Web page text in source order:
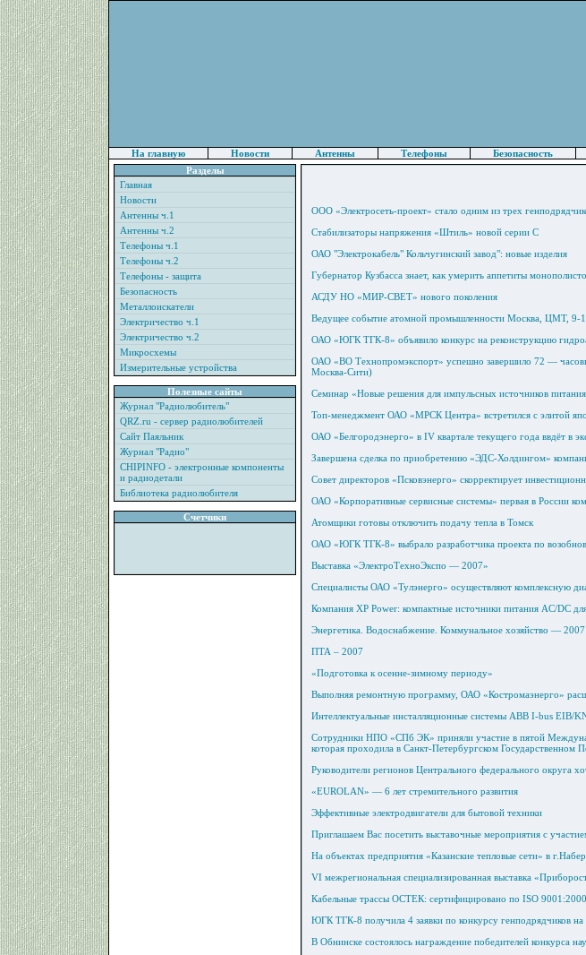
На главную Новости Антенны Телефоны Безопасность
Разделы
Главная
Новости
Антенны ч.1
Антенны ч.2
Телефоны ч.1
Телефоны ч.2
Телефоны - защита
Безопасность
Металлоискатели
Электричество ч.1
Электричество ч.2
Микросхемы
Измерительные устройства
Полезные сайты
Журнал "Радиолюбитель"
QRZ.ru - сервер радиолюбителей
Сайт Паяльник
Журнал "Радио"
CHIPINFO - электронные компоненты
и радиодетали
Библиотека радиолюбителя
Счетчики
ООО «Электросеть-проект» стало одним из трех
Стабилизаторы напряжения «Штиль» новой серии C
ОАО "Электрокабель" Кольчугинский завод": новые изделия
Губернатор Кузбасса знает, как умерить аппетиты
АСДУ НО «МИР-СВЕТ» нового поколения
Ведущее событие атомной промышленности Москва, ЦМТ, 9-
ОАО «ЮГК ТГК-8» объявило конкурс на реконструкцию
ОАО «ВО Технопромэкспорт» успешно завершило 72 —
Москва-Сити)
Семинар «Новые решения для импульсных источников
Топ-менеджмент ОАО «МРСК Центра» встретился с элитой
ОАО «Белгородэнерго» в IV квартале текущего года ввдёт в
Завершена сделка по приобретению «ЭДС-Холдингом»
Совет директоров «Псковэнерго» скорректирует
ОАО «Корпоративные сервисные системы» первая в России
Атомщики готовы отключить подачу тепла в Томск
ОАО «ЮГК ТГК-8» выбрало разработчика проекта по
Выставка «ЭлектроТехноЭкспо — 2007»
Специалисты ОАО «Тулэнерго» осуществляют комплексную
Компания XP Power: компактные источники питания AC/DC
Энергетика. Водоснабжение. Коммунальное хозяйство — 2007
ПТА – 2007
«Подготовка к осенне-зимному периоду»
Выполняя ремонтную программу, ОАО «Костромаэнерго»
Интеллектуальные инсталляционные системы ABB I-bus EIB/
Сотрудники НПО «СПб ЭК» приняли участие в пятой
которая проходила в Санкт-Петербургском Государственном
Руководители регионов Центрального федерального округа
«EUROLAN» — 6 лет стремительного развития
Эффективные электродвигатели для бытовой техники
Приглашаем Вас посетить выставочные мероприятия с
На объектах предприятия «Казанские тепловые сети» в
VI межрегиональная специализированная выставка
Кабельные трассы ОСТЕК: сертифицировано по ISO 9001:2000
ЮГК ТГК-8 получила 4 заявки по конкурсу генподрядчиков
В Обнинске состоялось награждение победителей конкурса